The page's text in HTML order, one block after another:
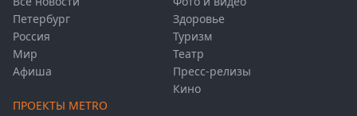
Петербург
Россия
Мир
Афиша
Здоровье
Туризм
Театр
Пресс-релизы
Кино
ПРОЕКТЫ METRO